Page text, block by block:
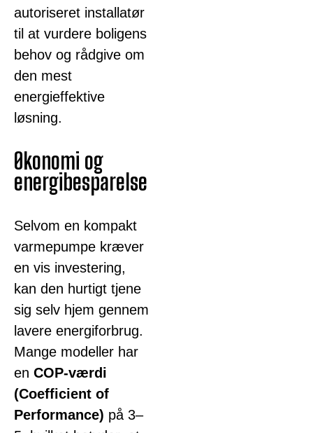
autoriseret installatør
til at vurdere boligens
behov og rådgive om
den mest
energieffektive
løsning.
Økonomi og
energibesparelse
Selvom en kompakt
varmepumpe kræver
en vis investering,
kan den hurtigt tjene
sig selv hjem gennem
lavere energiforbrug.
Mange modeller har
en COP-værdi
(Coefficient of
Performance) på 3–